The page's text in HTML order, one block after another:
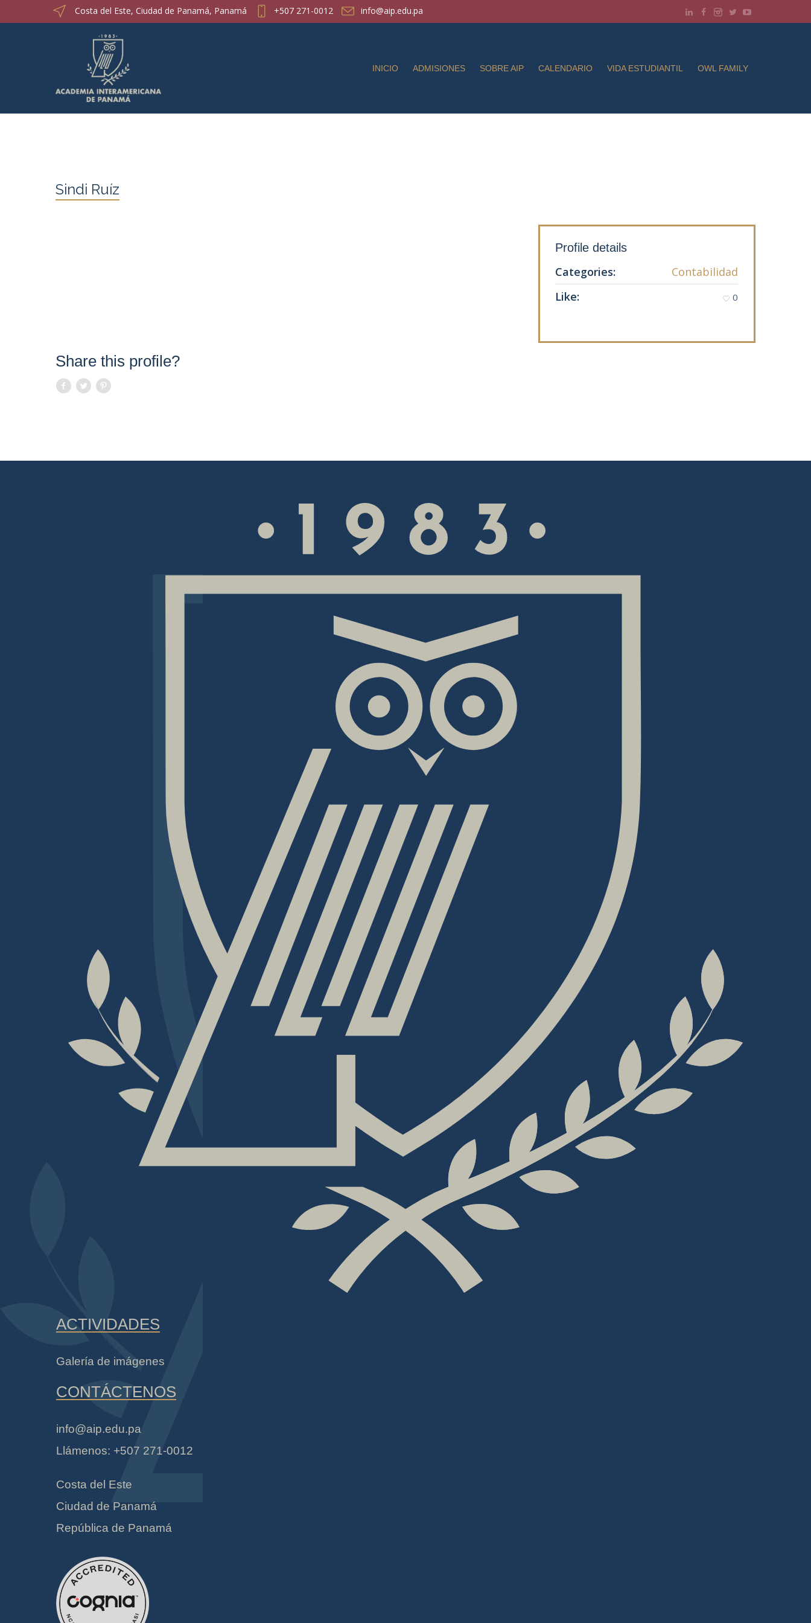
Costa del Este, Ciudad de Panamá, Panamá +507 271-0012 info@aip.edu.pa
INICIO ADMISIONES SOBRE AIP CALENDARIO VIDA ESTUDIANTIL OWL FAMILY
Sindi Ruíz
Profile details
Categories:
Contabilidad
Like:
0
Share this profile?
ACTIVIDADES
Galería de imágenes
CONTÁCTENOS
info@aip.edu.pa
Llámenos: +507 271-0012
Costa del Este
Ciudad de Panamá
República de Panamá